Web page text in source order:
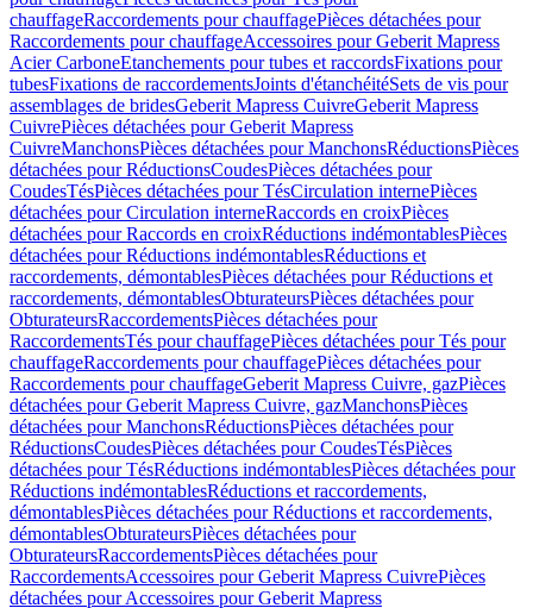
chauffageRaccordements pour chauffagePièces détachées pour
Raccordements pour chauffageAccessoires pour Geberit Mapress
Acier CarboneEtanchements pour tubes et raccordsFixations pour
tubesFixations de raccordementsJoints d'étanchéitéSets de vis pour
assemblages de bridesGeberit Mapress CuivreGeberit Mapress
CuivrePièces détachées pour Geberit Mapress
CuivreManchonsPièces détachées pour ManchonsRéductionsPièces
détachées pour RéductionsCoudesPièces détachées pour
CoudesTésPièces détachées pour TésCirculation internePièces
détachées pour Circulation interneRaccords en croixPièces
détachées pour Raccords en croixRéductions indémontablesPièces
détachées pour Réductions indémontablesRéductions et
raccordements, démontablesPièces détachées pour Réductions et
raccordements, démontablesObturateursPièces détachées pour
ObturateursRaccordementsPièces détachées pour
RaccordementsTés pour chauffagePièces détachées pour Tés pour
chauffageRaccordements pour chauffagePièces détachées pour
Raccordements pour chauffageGeberit Mapress Cuivre, gazPièces
détachées pour Geberit Mapress Cuivre, gazManchonsPièces
détachées pour ManchonsRéductionsPièces détachées pour
RéductionsCoudesPièces détachées pour CoudesTésPièces
détachées pour TésRéductions indémontablesPièces détachées pour
Réductions indémontablesRéductions et raccordements,
démontablesPièces détachées pour Réductions et raccordements,
démontablesObturateursPièces détachées pour
ObturateursRaccordementsPièces détachées pour
RaccordementsAccessoires pour Geberit Mapress CuivrePièces
détachées pour Accessoires pour Geberit Mapress